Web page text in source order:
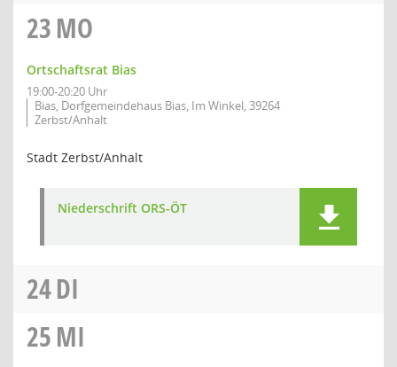
23MO
Ortschaftsrat Bias
19:00-20:20 Uhr
Bias, Dorfgemeindehaus Bias, Im Winkel, 39264
Zerbst/Anhalt
Stadt Zerbst/Anhalt
Niederschrift ORS-ÖT
24DI
25MI